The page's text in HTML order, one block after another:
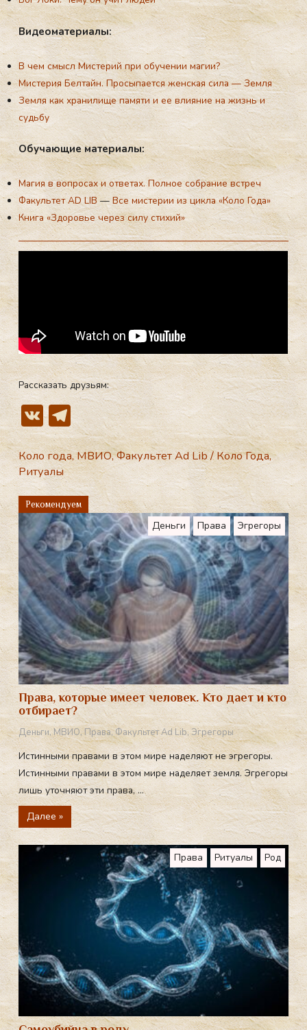
Ви­де­ома­тери­алы:
В чем смысл Мистерий при обучении магии?
Мистерия Белтайн. Просыпается женская сила — Земля
Земля как хранилище памяти и ее влияние на жизнь и
судьбу
Обу­ча­ющие ма­тери­алы:
Магия в вопросах и ответах. Полное собрание встреч
Факультет AD LIB—Все мистерии из цикла «Коло Года»
Книга «Здоровье через силу стихий»
Рассказать друзьям:
V
K
T
el
e
gr
a
m
Коло года,МВИО,Факультет Ad Lib/Коло Года,
Ритуалы
Рекомендуем
Деньги Права Эгрегоры
Права, которые имеет человек. Кто дает и кто
отбирает?
Деньги,МВИО,Права,Факультет Ad Lib,Эгрегоры
Истинными правами в этом мире наделяют не эгрегоры.
Истинными правами в этом мире наделяет земля. Эгрегоры
лишь уточняют эти права, ...
Далее »
Права Ритуалы Род